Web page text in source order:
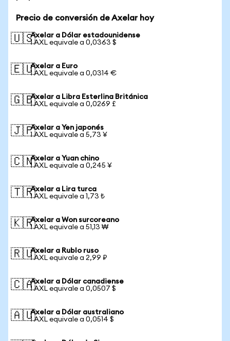
Precio de conversión de Axelar hoy
🇺🇸Axelar a Dólar estadounidense
1 AXL equivale a 0,0363 $
🇪🇺Axelar a Euro
1 AXL equivale a 0,0314 €
🇬🇧Axelar a Libra Esterlina Británica
1 AXL equivale a 0,0269 £
🇯🇵Axelar a Yen japonés
1 AXL equivale a 5,73 ¥
🇨🇳Axelar a Yuan chino
1 AXL equivale a 0,245 ¥
🇹🇷Axelar a Lira turca
1 AXL equivale a 1,73 ₺
🇰🇷Axelar a Won surcoreano
1 AXL equivale a 51,13 ₩
🇷🇺Axelar a Rublo ruso
1 AXL equivale a 2,99 ₽
🇨🇦Axelar a Dólar canadiense
1 AXL equivale a 0,0507 $
🇦🇺Axelar a Dólar australiano
1 AXL equivale a 0,0514 $